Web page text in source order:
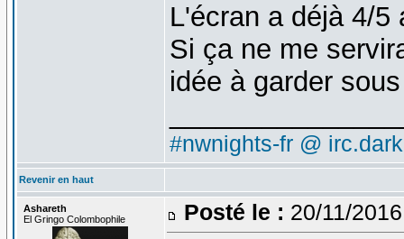
L'écran a déjà 4/5
Si ça ne me
idée à garder
#nwnights-fr @
Revenir en haut
Ashareth
El Gringo Colombophile
Posté le : 20/11/